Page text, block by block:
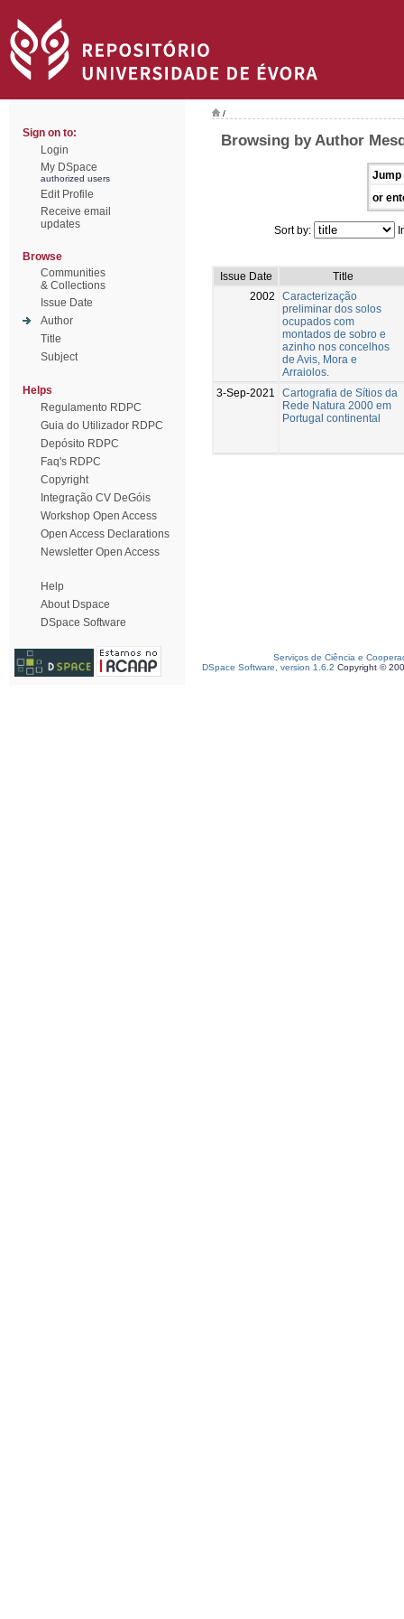
Sign on to:
Login
My DSpace
authorized users
Edit Profile
Receive email
updates
Browse
Communities
& Collections
Issue Date
Author
Title
Subject
Helps
Regulamento RDPC
Guia do Utilizador RDPC
Depósito RDPC
Faq's RDPC
Copyright
Integração CV DeGóis
Workshop Open Access
Open Access Declarations
Newsletter Open Access
Help
About Dspace
DSpace Software
/
Browsing by Author
Jump
or
Sort by:
Issue Date
Title
2002
Caracterização
preliminar dos solos
ocupados com
montados de sobro e
azinho nos concelhos
de Avis, Mora e
Arraiolos.
3-Sep-2021
Cartografia de Sítios da
Rede Natura 2000 em
Portugal continental
Serviços de Ciência e
DSpace Software, version 1.6.2 Copyright ©